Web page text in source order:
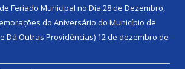
Feriado Municipal no Dia 28 de Dezembro,
do Aniversário do Município de
Dá Outras Providências) 12 de dezembro de